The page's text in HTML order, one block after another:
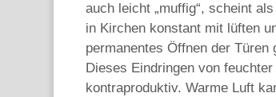
auch leicht „muffig“, scheint
in Kirchen konstant mit lüften
permanentes Öffnen der
Dieses Eindringen von
kontraproduktiv. Warme Luft